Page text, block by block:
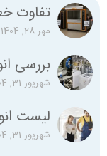
مهر 28, 1404
شهریور 31, 1404
شهریور 31, 1404